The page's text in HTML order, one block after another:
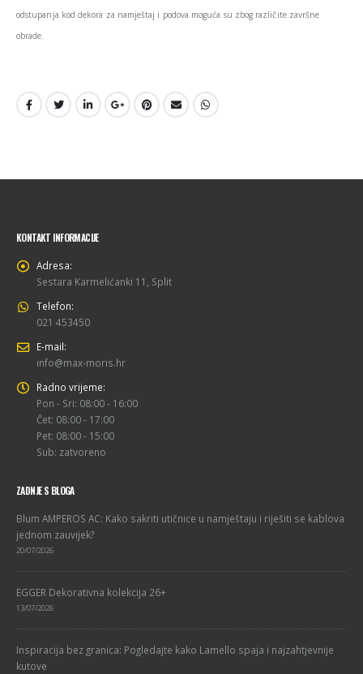
odstupanja kod dekora za namještaj i podova moguća su zbog različite završne
obrade.
KONTAKT INFORMACIJE
Adresa:
Sestara Karmelićanki 11, Split
Telefon:
021 453450
E-mail:
info@max-moris.hr
Radno vrijeme:
Pon - Sri: 08:00 - 16:00
Čet: 08:00 - 17:00
Pet: 08:00 - 15:00
Sub: zatvoreno
ZADNJE S BLOGA
Blum AMPEROS AC: Kako sakriti utičnice u namještaju i riješiti se kablova
jednom zauvijek?
20/07/2026
EGGER Dekorativna kolekcija 26+
13/07/2026
Inspiracija bez granica: Pogledajte kako Lamello spaja i najzahtjevnije
kutove